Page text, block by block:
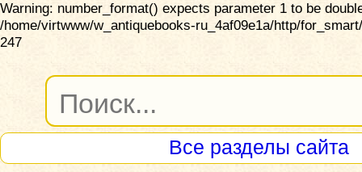
Warning: number_format() expects parameter 1 to be
/home/virtwww/w_antiquebooks-ru_4af09e1a/http/
247
Все разделы сайта